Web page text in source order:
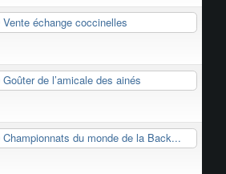
Vente échange coccinelles
Goûter de l’amicale des ainés
Championnats du monde de la Back...